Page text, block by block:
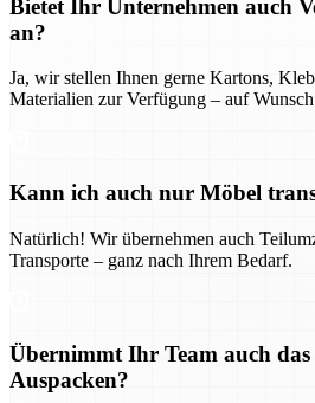
Bietet Ihr Unternehmen auch
an?
Ja, wir stellen Ihnen gerne Kartons,
Materialien zur Verfügung – auf
Kann ich auch nur Möbel
Natürlich! Wir übernehmen auch
Transporte – ganz nach Ihrem Bedarf.
Übernimmt Ihr Team auch
Auspacken?